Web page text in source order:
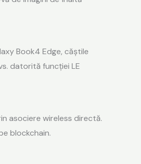
Book4 Edge, căștile
datorită funcției LE
asociere wireless directă.
blockchain.